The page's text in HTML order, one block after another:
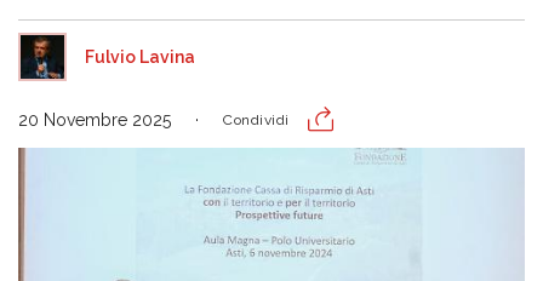
Fulvio Lavina
20 Novembre 2025 Condividi